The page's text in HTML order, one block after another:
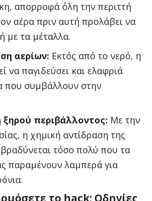
απορροφά όλη την περιττή
αέρα πριν αυτή προλάβει να
με τα μέταλλα.
αερίων: Εκτός από το νερό, η
να παγιδεύσει και ελαφριά
που συμβάλλουν στην
ξηρού περιβάλλοντος: Με την
η χημική αντίδραση της
τόσο πολύ που τα
παραμένουν λαμπερά για
το hack: Οδηγίες